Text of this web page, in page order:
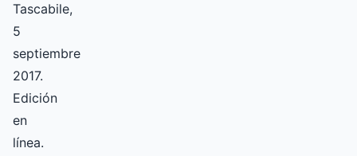
Tascabile,
5
septiembre
2017.
Edición
en
línea.